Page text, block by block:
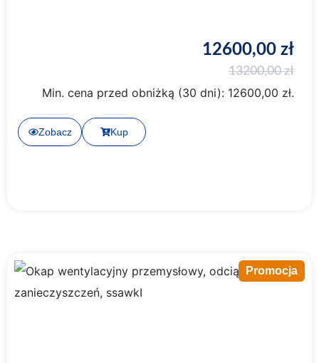
13200,00zł
12600,00 zł
Min. cena przed obniżką (30 dni): 12600,00 zł.
Zobacz Kup
Promocja